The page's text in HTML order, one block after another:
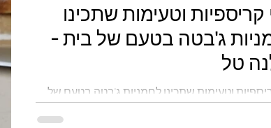
קריספיות וטעימות שתכינו
ג'בטה בטעם של בית -
טל
וטעימות שתכינו לחמניות ג'בטה בטעם של